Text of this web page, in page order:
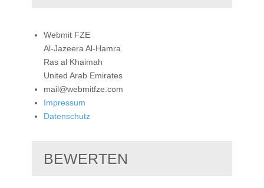
Webmit FZE
Al-Jazeera Al-Hamra
Ras al Khaimah
United Arab Emirates
mail@webmitfze.com
Impressum
Datenschutz
BEWERTEN